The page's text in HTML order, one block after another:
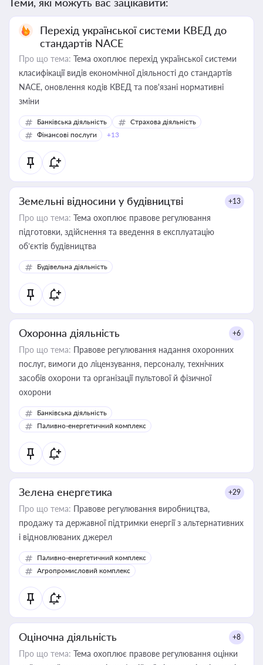
Перехід української системи КВЕД до
стандартів NACE
Про що тема: Тема охоплює перехід української системи
класифікації видів економічної діяльності до стандартів
NACE, оновлення кодів КВЕД та пов'язані нормативні
зміни
Банківська діяльність
Страхова діяльність
Фінансові послуги
+13
Земельні відносини у будівництві +13
Про що тема: Тема охоплює правове регулювання
підготовки, здійснення та введення в експлуатацію
об’єктів будівництва
Будівельна діяльність
Охоронна діяльність +6
Про що тема: Правове регулювання надання охоронних
послуг, вимоги до ліцензування, персоналу, технічних
засобів охорони та організації пультової й фізичної
охорони
Банківська діяльність
Паливно-енергетичний комплекс
Зелена енергетика +29
Про що тема: Правове регулювання виробництва,
продажу та державної підтримки енергії з альтернативних
і відновлюваних джерел
Паливно-енергетичний комплекс
Агропромисловий комплекс
Оціночна діяльність +8
Про що тема: Тема охоплює правове регулювання оцінки